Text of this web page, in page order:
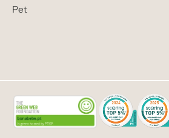
Pet